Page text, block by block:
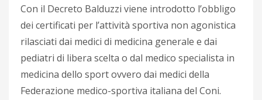
Con il Decreto Balduzzi viene introdotto l’obbligo
dei certificati per l’attività sportiva non agonistica
rilasciati dai medici di medicina generale e dai
pediatri di libera scelta o dal medico specialista in
medicina dello sport ovvero dai medici della
Federazione medico-sportiva italiana del Coni.